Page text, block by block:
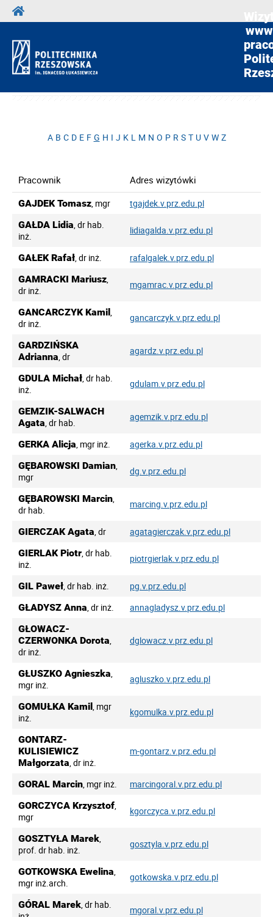
www
A B C D E F G H I J K L M N O P R S T U V W Z
Pracownik Adres wizytówki
GAJDEK Tomasz, mgr
tgajdek.v.prz.edu.pl
GAŁDA Lidia, dr hab.
inż.
lidiagalda.v.prz.edu.pl
GAŁEK Rafał, dr inż.
rafalgalek.v.prz.edu.pl
GAMRACKI Mariusz,
dr inż.
mgamrac.v.prz.edu.pl
GANCARCZYK Kamil,
dr inż.
gancarczyk.v.prz.edu.pl
GARDZIŃSKA
Adrianna, dr
agardz.v.prz.edu.pl
GDULA Michał, dr hab.
inż.
gdulam.v.prz.edu.pl
GEMZIK-SALWACH
Agata, dr hab.
agemzik.v.prz.edu.pl
GERKA Alicja, mgr inż.
agerka.v.prz.edu.pl
GĘBAROWSKI Damian,
mgr
dg.v.prz.edu.pl
GĘBAROWSKI Marcin,
dr hab.
marcing.v.prz.edu.pl
GIERCZAK Agata, dr
agatagierczak.v.prz.edu.pl
GIERLAK Piotr, dr hab.
inż.
piotrgierlak.v.prz.edu.pl
GIL Paweł, dr hab. inż.
pg.v.prz.edu.pl
GŁADYSZ Anna, dr inż.
annagladysz.v.prz.edu.pl
GŁOWACZ-
CZERWONKA Dorota,
dr inż.
dglowacz.v.prz.edu.pl
GŁUSZKO Agnieszka,
mgr inż.
agluszko.v.prz.edu.pl
GOMUŁKA Kamil, mgr
inż.
kgomulka.v.prz.edu.pl
GONTARZ-
KULISIEWICZ
Małgorzata, dr inż.
m-gontarz.v.prz.edu.pl
GORAL Marcin, mgr inż.
marcingoral.v.prz.edu.pl
GORCZYCA Krzysztof,
mgr
kgorczyca.v.prz.edu.pl
GOSZTYŁA Marek,
prof. dr hab. inż.
gosztyla.v.prz.edu.pl
GOTKOWSKA Ewelina,
mgr inż.arch.
gotkowska.v.prz.edu.pl
GÓRAL Marek, dr hab.
mgoral.v.prz.edu.pl